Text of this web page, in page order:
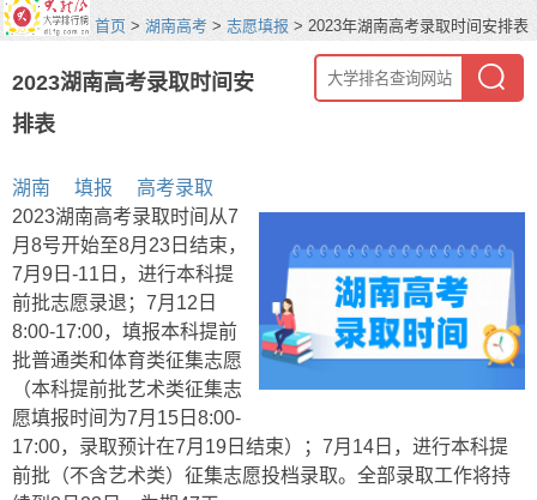
首页 > 湖南高考 > 志愿填报 > 2023年湖南高考录取时间安排表
2023湖南高考录取时间安
排表
湖南 填报
高考录取
2023湖南高考录取时间从7
月8号开始至8月23日结束，
7月9日-11日，进行本科提
前批志愿录退；7月12日
8:00-17:00，填报本科提前
批普通类和体育类征集志愿
（本科提前批艺术类征集志
愿填报时间为7月15日8:00-
17:00，录取预计在7月19日结束）；7月14日，进行本科提
前批（不含艺术类）征集志愿投档录取。全部录取工作将持